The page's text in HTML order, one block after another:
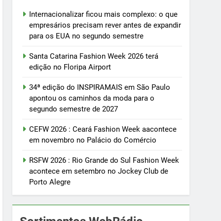
Internacionalizar ficou mais complexo: o que
empresários precisam rever antes de expandir
para os EUA no segundo semestre
Santa Catarina Fashion Week 2026 terá
edição no Floripa Airport
34ª edição do INSPIRAMAIS em São Paulo
apontou os caminhos da moda para o
segundo semestre de 2027
CEFW 2026 : Ceará Fashion Week aacontece
em novembro no Palácio do Comércio
RSFW 2026 : Rio Grande do Sul Fashion Week
acontece em setembro no Jockey Club de
Porto Alegre